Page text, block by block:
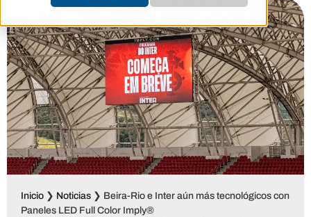
Inicio ❯ Noticias ❯ Beira-Rio e Inter aún más tecnológicos con
Paneles LED Full Color Imply®